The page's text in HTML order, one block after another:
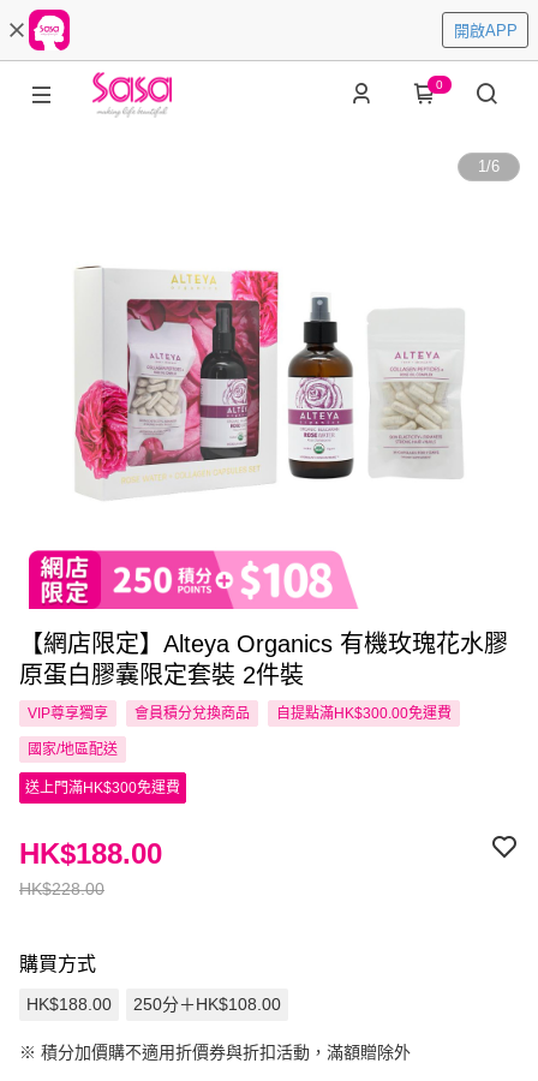
開啟APP
0
1/6
【網店限定】Alteya Organics 有機玫瑰花水膠
原蛋白膠囊限定套裝 2件裝
VIP尊享獨享 會員積分兌換商品 自提點滿HK$300.00免運費
國家/地區配送
送上門滿HK$300免運費
HK$228.00
HK$188.00
購買方式
HK$188.00 250分＋HK$108.00
※ 積分加價購不適用折價券與折扣活動，滿額贈除外